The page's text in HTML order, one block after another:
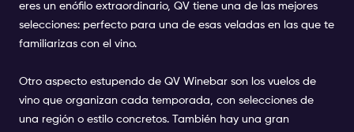
eres un enófilo extraordinario, QV tiene una de las mejores
selecciones: perfecto para una de esas veladas en las que te
familiarizas con el vino.
Otro aspecto estupendo de QV Winebar son los vuelos de
vino que organizan cada temporada, con selecciones de
una región o estilo concretos. También hay una gran